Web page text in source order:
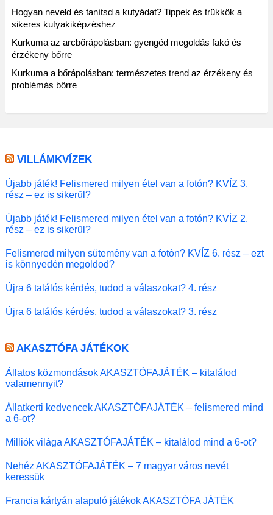
Hogyan neveld és tanítsd a kutyádat? Tippek és trükkök a
sikeres kutyakiképzéshez
Kurkuma az arcbőrápolásban: gyengéd megoldás fakó és
érzékeny bőrre
Kurkuma a bőrápolásban: természetes trend az érzékeny és
problémás bőrre
VILLÁMKVÍZEK
Újabb játék! Felismered milyen étel van a fotón? KVÍZ 3.
rész – ez is sikerül?
Újabb játék! Felismered milyen étel van a fotón? KVÍZ 2.
rész – ez is sikerül?
Felismered milyen sütemény van a fotón? KVÍZ 6. rész – ezt
is könnyedén megoldod?
Újra 6 találós kérdés, tudod a válaszokat? 4. rész
Újra 6 találós kérdés, tudod a válaszokat? 3. rész
AKASZTÓFA JÁTÉKOK
Állatos közmondások AKASZTÓFAJÁTÉK – kitalálod
valamennyit?
Állatkerti kedvencek AKASZTÓFAJÁTÉK – felismered mind
a 6-ot?
Milliók világa AKASZTÓFAJÁTÉK – kitalálod mind a 6-ot?
Nehéz AKASZTÓFAJÁTÉK – 7 magyar város nevét
keressük
Francia kártyán alapuló játékok AKASZTÓFA JÁTÉK